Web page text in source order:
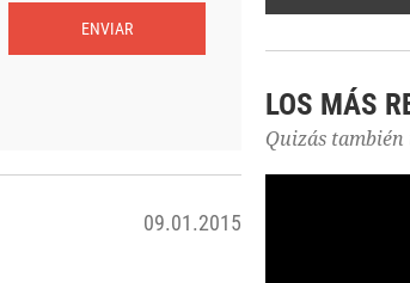
ENVIAR
09.01.2015
LOS MÁS
Quizás también